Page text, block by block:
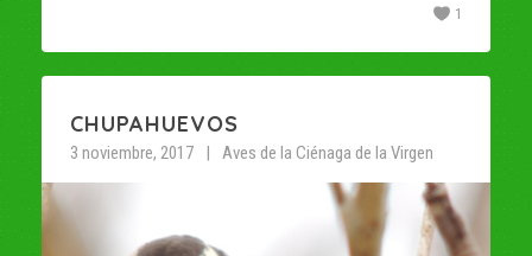
1
CHUPAHUEVOS
3 noviembre, 2017 Aves de la Ciénaga de la Virgen